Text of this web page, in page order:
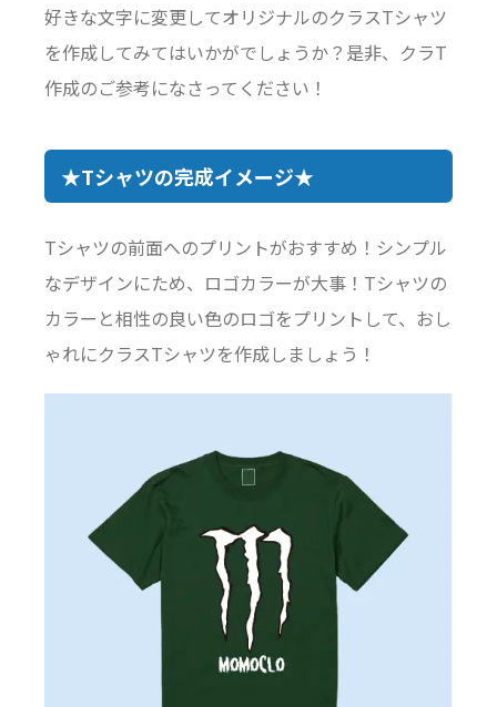
好きな文字に変更してオリジナルのクラスTシャツ
を作成してみてはいかがでしょうか？是非、クラT
作成のご参考になさってください！
★Tシャツの完成イメージ★
Tシャツの前面へのプリントがおすすめ！シンプル
なデザインにため、ロゴカラーが大事！Tシャツの
カラーと相性の良い色のロゴをプリントして、おし
ゃれにクラスTシャツを作成しましょう！